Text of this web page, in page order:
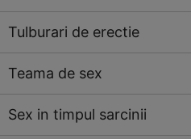
Tulburari de erectie
Teama de sex
Sex in timpul sarcinii